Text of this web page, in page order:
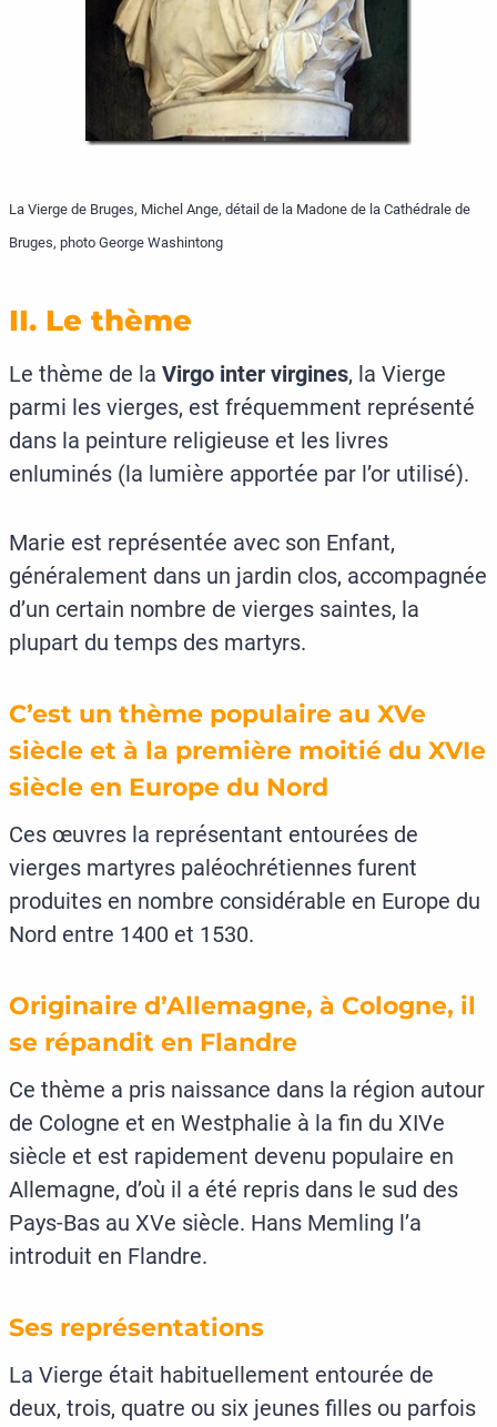
La Vierge de Bruges, Michel Ange, détail de la Madone de la Cathédrale de
Bruges, photo George Washintong
II. Le thème
Le thème de la Virgo inter virgines, la Vierge
parmi les vierges, est fréquemment représenté
dans la peinture religieuse et les livres
enluminés (la lumière apportée par l’or utilisé).
Marie est représentée avec son Enfant,
généralement dans un jardin clos, accompagnée
d’un certain nombre de vierges saintes, la
plupart du temps des martyrs.
C’est un thème populaire au XVe
siècle et à la première moitié du XVIe
siècle en Europe du Nord
Ces œuvres la représentant entourées de
vierges martyres paléochrétiennes furent
produites en nombre considérable en Europe du
Nord entre 1400 et 1530.
Originaire d’Allemagne, à Cologne, il
se répandit en Flandre
Ce thème a pris naissance dans la région autour
de Cologne et en Westphalie à la fin du XIVe
siècle et est rapidement devenu populaire en
Allemagne, d’où il a été repris dans le sud des
Pays-Bas au XVe siècle. Hans Memling l’a
introduit en Flandre.
Ses représentations
La Vierge était habituellement entourée de
deux, trois, quatre ou six jeunes filles ou parfois